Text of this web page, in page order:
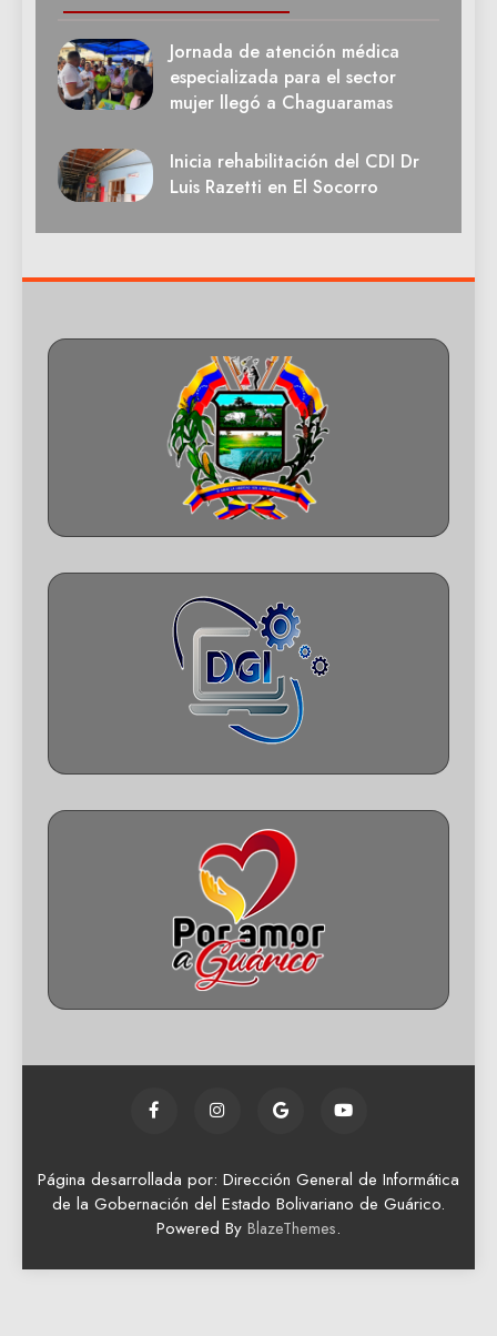
Jornada de atención médica
especializada para el sector
mujer llegó a Chaguaramas
Inicia rehabilitación del CDI Dr
Luis Razetti en El Socorro
Página desarrollada por: Dirección General de Informática
de la Gobernación del Estado Bolivariano de Guárico.
Powered By BlazeThemes.